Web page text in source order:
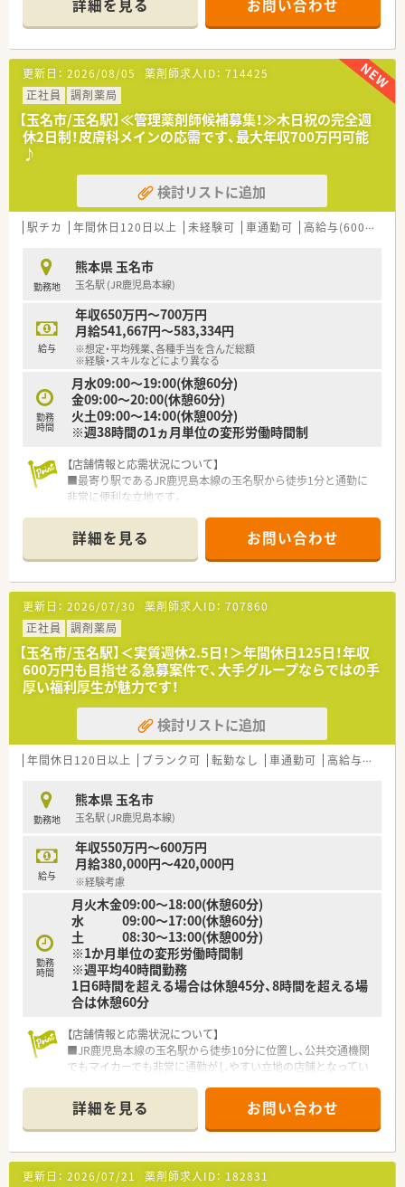
■薬剤師はパートを含め4名から5名ほど在籍しており事務員も
2名配置されています。
【募集背景と求める人物像について】
■現在の体制における欠員補充のため即戦力となる経験者を積
極的に歓迎しています。
■指示を待つだけでなく自ら考えて行動できる主体性のある方
を求めている職場です。
■遅い時間までの勤務も厭わずしっかりと稼ぎたいという意欲
【法人特徴について】
■熊本市内を中心に県内で調剤薬局を合計9店舗展開している地
域密着型の企業です。
している安定企業です。
■従業員のワークライフバランスを重視し厚い人員体制を整え
ることに注力しています。
詳細を見る お問い合わせ
更新日： 2026/08/05 薬剤師求人ID： 714425
正社員
調剤薬局
【玉名市/玉名駅】≪管理薬剤師候補募集！≫木日祝の完全週
休2日制！皮膚科メインの応需です、最大年収700万円可能
♪
検討リストに追加
駅チカ 年間休日120日以上 未経験可 車通勤可 高給与(600万円以上)
勤務地
熊本県 玉名市
玉名駅 (JR鹿児島本線)
給与
年収650万円～700万円
月給541,667円～583,334円
※想定・平均残業、各種手当を含んだ総額
※経験・スキルなどにより異なる
勤務
時間
月水09:00～19:00(休憩60分)
金09:00～20:00(休憩60分)
火土09:00～14:00(休憩00分)
※週38時間の1ヵ月単位の変形労働時間制
【店舗情報と応需状況について】
■最寄り駅であるJR鹿児島本線の玉名駅から徒歩1分と通勤に
非常に便利な立地です。
枚応需する環境です。
■薬剤師はパートを含め4名から5名ほど在籍しており事務員も
2名配置されています。
【募集背景と求める人物像について】
■現在の体制における欠員補充のため即戦力となる経験者を積
極的に歓迎しています。
■指示を待つだけでなく自ら考えて行動できる主体性のある方
を求めている職場です。
■遅い時間までの勤務も厭わずしっかりと稼ぎたいという意欲
的な方を歓迎します。
【法人特徴について】
■熊本市内を中心に県内で調剤薬局を合計9店舗展開している地
域密着型の企業です。
している安定企業です。
■従業員のワークライフバランスを重視し厚い人員体制を整え
ることに注力しています。
詳細を見る お問い合わせ
更新日： 2026/07/30 薬剤師求人ID： 707860
正社員
調剤薬局
【玉名市/玉名駅】＜実質週休2.5日！＞年間休日125日！年収
600万円も目指せる急募案件で、大手グループならではの手
厚い福利厚生が魅力です！
検討リストに追加
年間休日120日以上 ブランク可 転勤なし 車通勤可 高給与(600万円以上)
勤務地
熊本県 玉名市
玉名駅 (JR鹿児島本線)
給与
年収550万円～600万円
月給380,000円～420,000円
※経験考慮
勤務
時間
月火木金09:00～18:00(休憩60分)
水 09:00～17:00(休憩60分)
土 08:30～13:00(休憩00分)
※1か月単位の変形労働時間制
※週平均40時間勤務
1日6時間を超える場合は休憩45分、8時間を超える場
合は休憩60分
【店舗情報と応需状況について】
■JR鹿児島本線の玉名駅から徒歩10分に位置し、公共交通機関
でもマイカーでも非常に通勤がしやすい立地の店舗となってい
■眼科と泌尿器科、内科の処方箋を1日平均110枚ほど応需して
おり、幅広い知識を習得できる環境が整っています。
■現在は正社員の薬剤師2名と事務員4名で運営していますが、
体制強化のための増員により、さらなる余裕を持った対応を目指
します。
詳細を見る お問い合わせ
更新日： 2026/07/21 薬剤師求人ID： 182831